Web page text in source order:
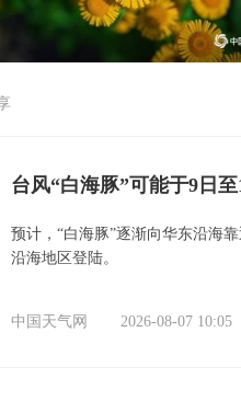
台风“白海豚”可能于9日
预计，“白海豚”逐渐向华东沿海
沿海地区登陆。
中国天气网 2026-08-07 10:05